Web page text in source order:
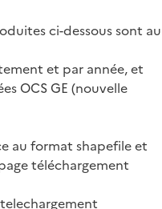
ci-dessous sont au
et par année, et
OCS GE (nouvelle
au format shapefile et
téléchargement